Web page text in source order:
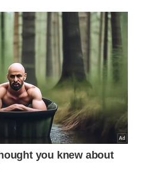
na região traseira do
obrigatoriamente a
aspirador de pó
simples para retirar toda
as grades traseiras,
decorrentes da
.
impede o correto
acarretando um maior
energia elétrica. Nunca
secar roupas ou panos